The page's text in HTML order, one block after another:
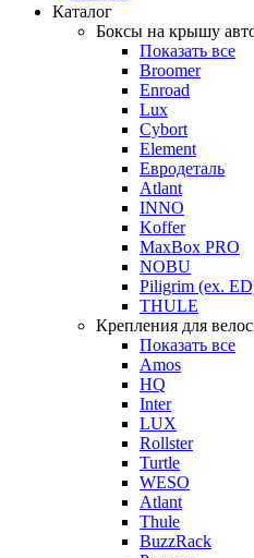
Каталог
Боксы на крышу
Показать все
Broomer
Enroad
Lux
Cybort
Element
Евродеталь
Atlant
INNO
Koffer
MaxBox PRO
NOBU
Piligrim (ex.
THULE
Крепления для
Показать все
Amos
HQ
Inter
LUX
Rollster
Turtle
WESO
Atlant
Thule
BuzzRack